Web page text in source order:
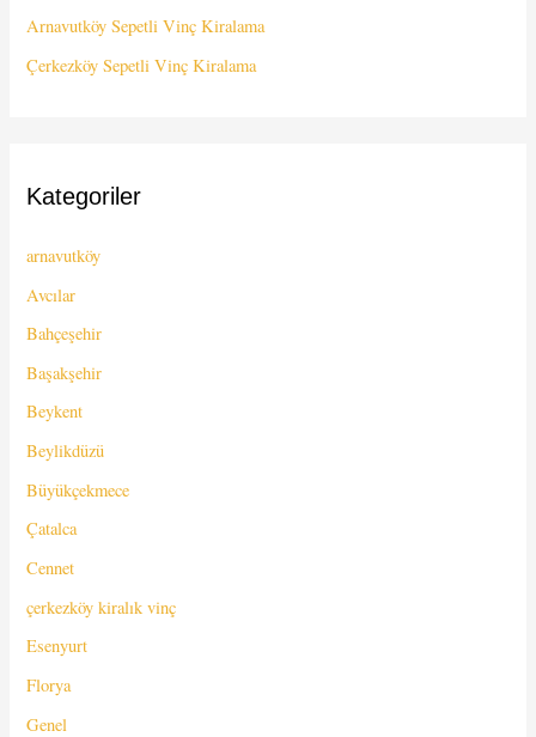
Arnavutköy Sepetli Vinç Kiralama
Çerkezköy Sepetli Vinç Kiralama
Kategoriler
arnavutköy
Avcılar
Bahçeşehir
Başakşehir
Beykent
Beylikdüzü
Büyükçekmece
Çatalca
Cennet
çerkezköy kiralık vinç
Esenyurt
Florya
Genel